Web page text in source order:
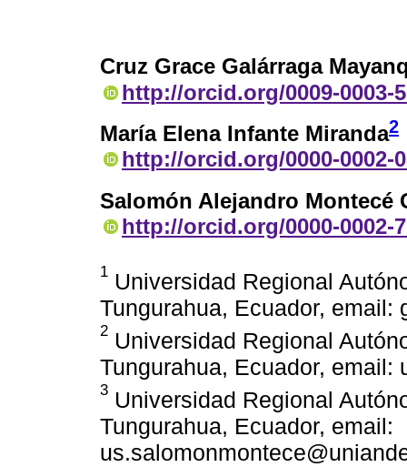
Cruz Grace Galárraga
http://orcid.org/0009-0003-
María Elena Infante Miranda2
http://orcid.org/0000-0002-
Salomón Alejandro Montecé
http://orcid.org/0000-0002-
1 Universidad Regional
Tungurahua, Ecuador, email:
2 Universidad Regional
Tungurahua, Ecuador, email:
3 Universidad Regional
Tungurahua, Ecuador, email: